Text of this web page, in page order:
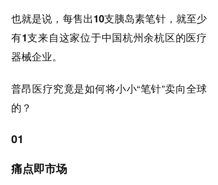
也就是说，每售出10支胰岛素笔针，就至少
有1支来自这家位于中国杭州余杭区的医疗
器械企业。
普昂医疗究竟是如何将小小“笔针”卖向全球
的？
01
痛点即市场